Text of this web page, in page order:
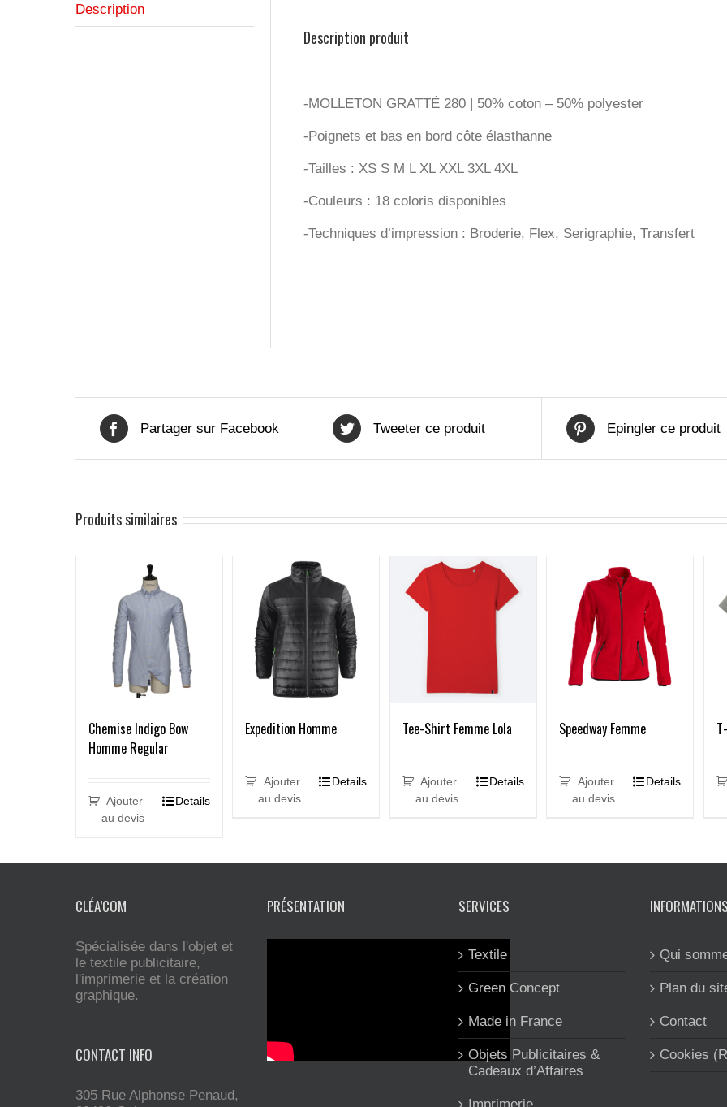
Description
Description produit
-MOLLETON GRATTÉ 280 | 50% coton – 50% polyester
-Poignets et bas en bord côte élasthanne
-Tailles : XS S M L XL XXL 3XL 4XL
-Couleurs : 18 coloris disponibles
-Techniques d’impression : Broderie, Flex, Serigraphie, Transfert
Partager sur Facebook Tweeter ce produit Epingler ce produit
Produits similaires
Chemise Indigo Bow
Homme Regular
Ajouter
au devis
Details
Expedition Homme
Ajouter
au devis
Details
Tee-Shirt Femme Lola
Ajouter
au devis
Details
Speedway Femme
Ajouter
au devis
Details
CLÉA’COM
Spécialisée dans l'objet et
le textile publicitaire,
l'imprimerie et la création
graphique.
CONTACT INFO
305 Rue Alphonse Penaud,
PRÉSENTATION SERVICES
Textile
Green Concept
Made in France
Objets Publicitaires &
Cadeaux d’Affaires
Qui
Plan du
Contact
Cookies